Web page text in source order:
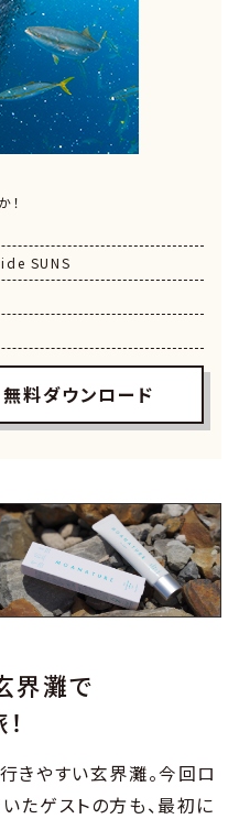
！
SUNS
料ダウンロード
界灘で
きやすい玄界灘。今回ロ
たゲストの方も、最初に